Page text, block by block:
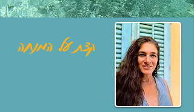
קצת על המנחה